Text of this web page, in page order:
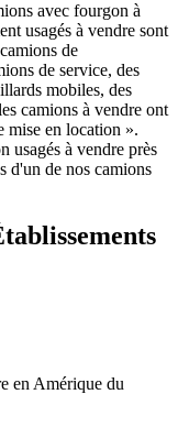
avec fourgon à
usagés à vendre sont
de
de service, des
mobiles, des
camions à vendre ont
mise en location ».
usagés à vendre près
d'un de nos camions
en Amérique du